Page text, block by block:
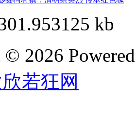
kb
© 2026
若狂网